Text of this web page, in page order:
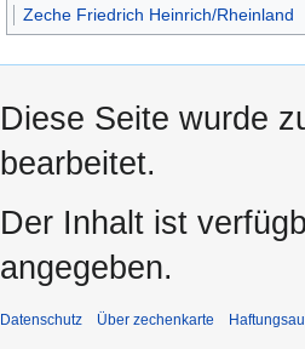
Zeche Friedrich Heinrich/Rheinland
Diese Seite wurde
bearbeitet.
Der Inhalt ist
angegeben.
Datenschutz Über zechenkarte